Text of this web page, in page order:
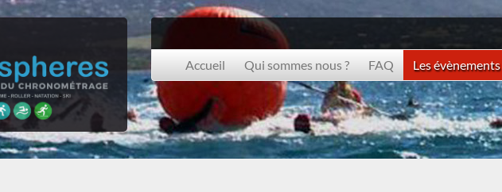
Accueil Qui sommes nous ? FAQ Les évènements